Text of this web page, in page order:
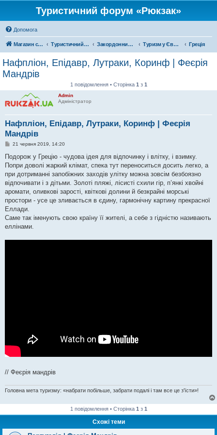
Туристичний форум «Рюкзак»
Допомога
Магазин спорядження Туристичний форум «Рюкзак» Закордонний туризм Туризм у Європі Греція
Нафпліон, Епідавр, Лутраки, Коринф | Феєрія
Мандрів
1 повідомлення • Сторінка 1 з 1
Admin
Адміністратор
Нафпліон, Епідавр, Лутраки, Коринф | Феєрія
Мандрів
П
в
д
о
л
е
н
я
21 червня 2019, 14:20
Подорож у Грецію - чудова ідея для відпочинку і влітку, і взимку.
Попри доволі жаркий клімат, спека тут переноситься досить легко, а
при дотриманні запобіжних заходів улітку можна зовсім безбоязно
відпочивати і з дітьми. Золоті пляжі, лісисті схили гір, п’янкі хвойні
аромати, оливкові зарості, квіткові долини й безкрайні морські
простори - усе це зливається в єдину, гармонічну картину прекрасної
Еллади.
Саме так іменують свою країну її жителі, а себе з гідністю називають
еллінами.
// Феєрія мандрів
Головна мета туризму: «набрати побільше, забрати подалі і там все це з'їсти»!
1 повідомлення • Сторінка 1 з 1
Схожі теми